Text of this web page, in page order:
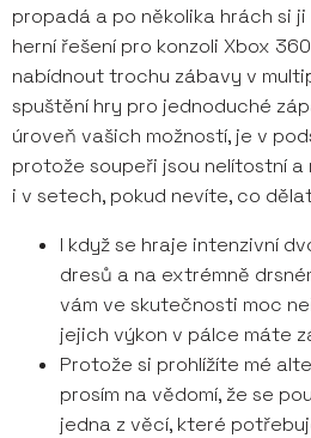
propadá a po několika hrách si
herní řešení pro konzoli Xbox
nabídnout trochu zábavy v
spuštění hry pro jednoduché
úroveň vašich možností, je v
protože soupeři jsou nelítostní
i v setech, pokud nevíte, co
I když se hraje intenzivní
dresů a na extrémně
vám ve skutečnosti moc
jejich výkon v pálce máte
Protože si prohlížíte mé
prosím na vědomí, že se
jedna z věcí, které